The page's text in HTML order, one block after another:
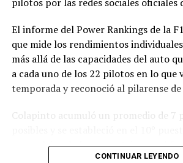
jurídica. El proceso mediante el cual
busca determinar si existieron
licitación impulsada por el Municipio.
La causa, que avanza en la Justicia,
cuestionamientos de distintos
que pusieron bajo la lupa tanto el
firma concesionaria.
El informe del Power Rankings de la
que mide los rendimientos
más allá de las capacidades del auto
a cada uno de los 22 pilotos en lo que
temporada y reconoció al pilarense de
Colapinto acumuló un promedio de 7
general, igualado en puntaje con el
que logró estabilidad con la compleja
CONTINUAR LEYENDO